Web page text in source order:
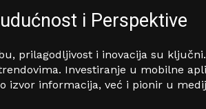
i Perspektive
prilagodljivost i inovacija su ključni.
Investiranje u mobilne
izvor informacija, već i pionir u